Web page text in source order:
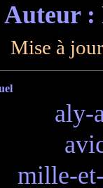
Auteur :
Mise à
aly-
mille-